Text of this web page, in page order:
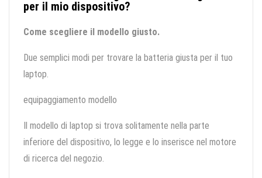
per il mio dispositivo?
Come scegliere il modello giusto.
Due semplici modi per trovare la batteria giusta per il tuo
laptop.
equipaggiamento modello
Il modello di laptop si trova solitamente nella parte
inferiore del dispositivo, lo legge e lo inserisce nel motore
di ricerca del negozio.